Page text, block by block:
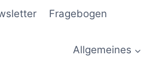
Fragebogen
Allgemeines